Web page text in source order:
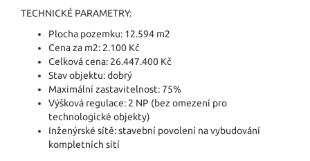
TECHNICKÉ PARAMETRY:
Plocha pozemku: 12.594 m2
Cena za m2: 2.100 Kč
Celková cena: 26.447.400 Kč
Stav objektu: dobrý
Maximální zastavitelnost: 75%
Výšková regulace: 2 NP (bez omezení pro
technologické objekty)
Inženýrské sítě: stavební povolení na vybudování
kompletních sítí